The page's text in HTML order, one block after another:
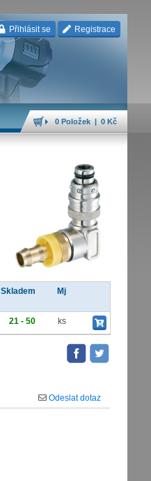
Přihlásit se Registrace
0 Položek | 0 Kč
Skladem Mj
21 - 50 ks
Odeslat dotaz